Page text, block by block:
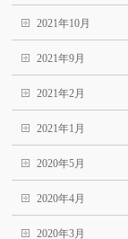
2021年10月
2021年9月
2021年2月
2021年1月
2020年5月
2020年4月
2020年3月